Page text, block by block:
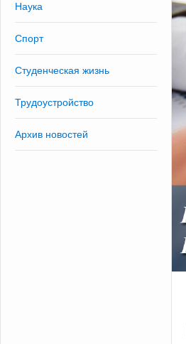
Наука
Спорт
Студенческая жизнь
Трудоустройство
Архив новостей